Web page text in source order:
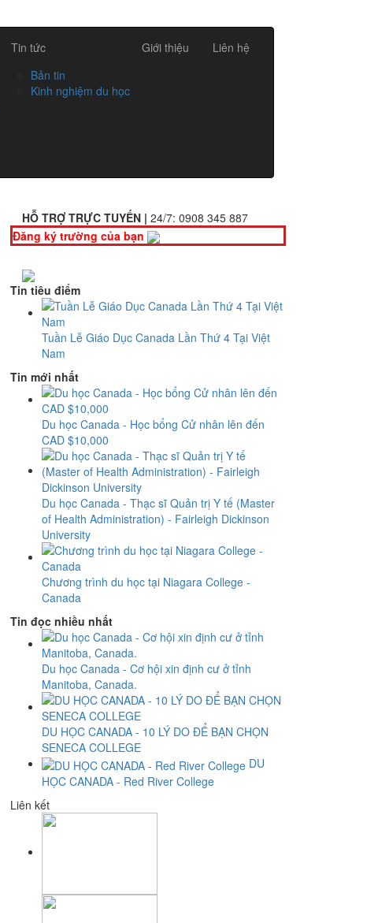
Tin tức
Bản tin
Kinh nghiệm du học
Giới thiệu Liên hệ
HỖ TRỢ TRỰC TUYẾN | 24/7: 0908 345 887
Đăng ký trường của bạn
Tin tiêu điểm
Tuần Lễ Giáo Dục Canada Lần Thứ 4 Tại Việt
Nam
Tin mới nhất
Du học Canada - Học bổng Cử nhân lên đến
CAD $10,000
Du học Canada - Thạc sĩ Quản trị Y tế (Master
of Health Administration) - Fairleigh Dickinson
University
Chương trình du học tại Niagara College -
Canada
Tin đọc nhiều nhất
Du học Canada - Cơ hội xin định cư ở tỉnh
Manitoba, Canada.
DU HỌC CANADA - 10 LÝ DO ĐỂ BẠN CHỌN
SENECA COLLEGE
DU
HỌC CANADA - Red River College
Liên kết